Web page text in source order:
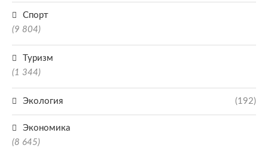
Спорт
(9 804)
Туризм
(1 344)
Экология (192)
Экономика
(8 645)